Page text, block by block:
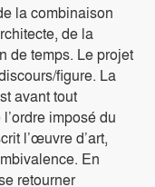
la combinaison
de la
de temps. Le projet
figure. La
avant tout
imposé du
l’œuvre d’art,
En
retourner